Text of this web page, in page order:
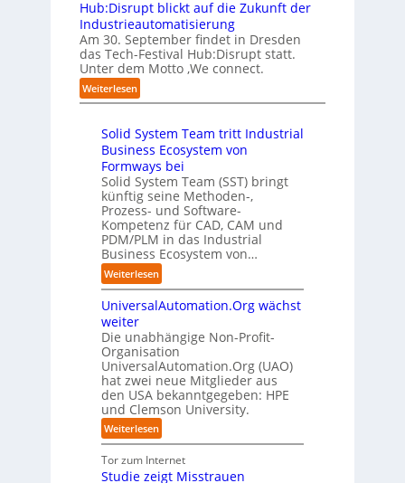
l
l
e
n
b
i
b
e
n
u
n
b
e
s
t
z
e
r
f
a
h
r
e
f
ü
r
d
e
n
G
i
g
a
f
a
c
t
o
r
y
-
A
u
s
b
a
w
a
b
z
u
m
C
-
C
E
O
w
o
e
n
R
h
e
n
z
e
n
t
r
e
n
n
D
e
u
t
s
c
h
l
a
n
d
A
Z
ü
r
i
c
h
T
e
f
f
p
u
n
k
t
f
r
p
r
a
x
i
s
n
a
e
Hub:Disrupt blickt auf die Zukunft der
Industrieautomatisierung
Am 30. September findet in Dresden
das Tech-Festival Hub:Disrupt statt.
Unter dem Motto ‚We connect.
Weiterlesen:
H
b
:
D
i
s
r
u
p
t
b
l
i
c
k
t
a
u
f
d
i
e
Z
u
Solid System Team tritt Industrial
Business Ecosystem von
Formways bei
Solid System Team (SST) bringt
künftig seine Methoden-,
Prozess- und Software-
Kompetenz für CAD, CAM und
PDM/PLM in das Industrial
Business Ecosystem von…
Weiterlesen:
S
o
i
d
S
y
s
t
e
m
T
e
UniversalAutomation.Org wächst
weiter
Die unabhängige Non-Profit-
Organisation
UniversalAutomation.Org (UAO)
hat zwei neue Mitglieder aus
den USA bekanntgegeben: HPE
und Clemson University.
Weiterlesen:
U
n
i
Tor zum Internet
Studie zeigt Misstrauen